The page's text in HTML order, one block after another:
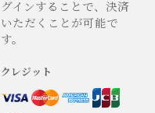
グインすることで、決済
いただくことが可能で
す。
クレジット